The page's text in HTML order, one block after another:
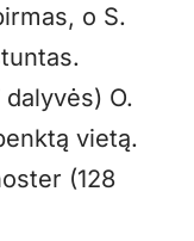
o S.
O.
vietą.
(128